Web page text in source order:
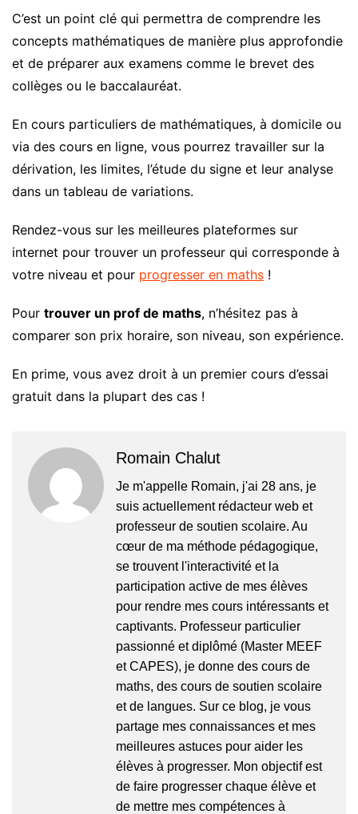
C’est un point clé qui permettra de comprendre les
concepts mathématiques de manière plus approfondie
et de préparer aux examens comme le brevet des
collèges ou le baccalauréat.
En cours particuliers de mathématiques, à domicile ou
via des cours en ligne, vous pourrez travailler sur la
dérivation, les limites, l’étude du signe et leur analyse
dans un tableau de variations.
Rendez-vous sur les meilleures plateformes sur
internet pour trouver un professeur qui corresponde à
votre niveau et pour progresser en maths !
Pour trouver un prof de maths, n’hésitez pas à
comparer son prix horaire, son niveau, son expérience.
En prime, vous avez droit à un premier cours d’essai
gratuit dans la plupart des cas !
Romain Chalut
Je m'appelle Romain, j'ai 28 ans, je
suis actuellement rédacteur web et
professeur de soutien scolaire. Au
cœur de ma méthode pédagogique,
se trouvent l'interactivité et la
participation active de mes élèves
pour rendre mes cours intéressants et
captivants. Professeur particulier
passionné et diplômé (Master MEEF
et CAPES), je donne des cours de
maths, des cours de soutien scolaire
et de langues. Sur ce blog, je vous
partage mes connaissances et mes
meilleures astuces pour aider les
élèves à progresser. Mon objectif est
de faire progresser chaque élève et
de mettre mes compétences à